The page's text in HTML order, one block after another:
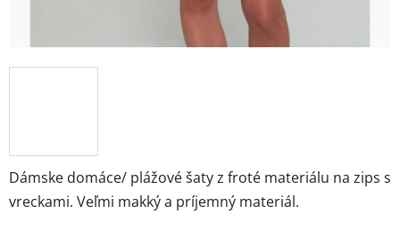
Dámske domáce/ plážové šaty z froté materiálu na zips s
vreckami. Veľmi makký a príjemný materiál.